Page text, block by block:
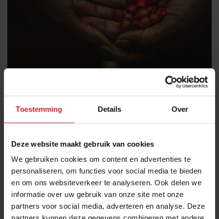
Toestemming Details Over
Deze website maakt gebruik van cookies
We gebruiken cookies om content en advertenties te
personaliseren, om functies voor social media te bieden
en om ons websiteverkeer te analyseren. Ook delen we
informatie over uw gebruik van onze site met onze
partners voor social media, adverteren en analyse. Deze
Hoe weet de consument wie z'n beloftes
nakomt?
De zeven zonden van 'greenwashing' als handvat
10 januari 2021